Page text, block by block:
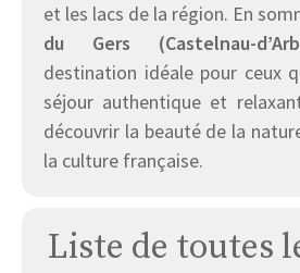
et les lacs de la région. En
du Gers (Castelnau-
destination idéale pour ceux
séjour authentique et
découvrir la beauté de la
la culture française.
Liste de toutes